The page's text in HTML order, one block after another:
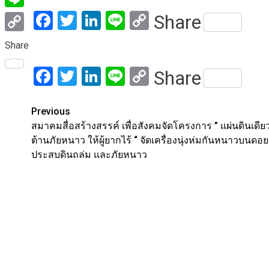
Facebook
Twitter
LinkedIn
LineCopy
Share
Facebook
Twitter
LinkedIn
LineCopy
Share
Post
navigation
Previous
สมาคมสื่อสร้างสรรค์ เพื่อสังคมจัดโครงการ ” แผ่นดินเดีย
ต้านภัยหนาว ให้ผู้ยากไร้ “ จัดเครื่องนุ่งห่มกันหนาวบนดอย
ประสบดินถล่ม และภัยหนาว
Line
Copy
Link
Share